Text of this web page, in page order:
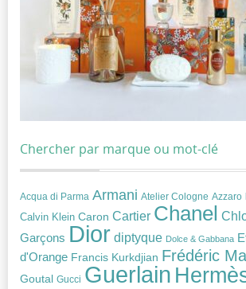
Chercher par marque ou mot-clé
Acqua di Parma Armani Atelier Cologne Azzaro
Calvin Klein Caron Cartier Chanel
Garçons Dior diptyque Dolce & Gabbana
d'Orange Francis Kurkdjian Frédéric
Goutal Gucci Guerlain